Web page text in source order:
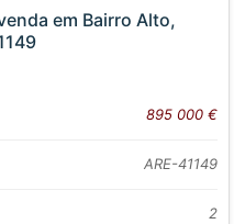
em Bairro Alto,
895 000 €
ARE-41149
2